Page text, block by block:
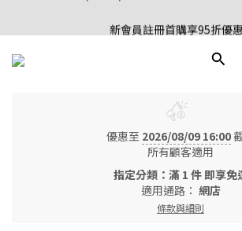
8/03 - 8/09 期間限定 不限金額免
優惠至 2026/08/09 16:00
所有顧客適用
指定分類：滿 1 件 即享免
適用通路： 網店
條款與細則